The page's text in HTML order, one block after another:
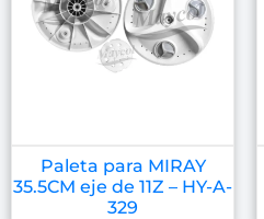
Paleta para MIRAY
35.5CM eje de 11Z – HY-A-
329